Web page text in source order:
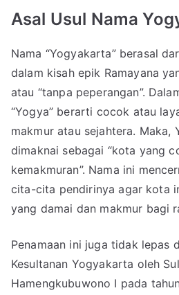
Asal Usul Nama
Nama “Yogyakarta” berasal
dalam kisah epik Ramayana
atau “tanpa peperangan”.
“Yogya” berarti cocok atau
makmur atau sejahtera. Maka,
dimaknai sebagai “kota yang
kemakmuran”. Nama ini
cita-cita pendirinya agar kota
yang damai dan makmur bagi
Penamaan ini juga tidak lepas
Kesultanan Yogyakarta oleh
Hamengkubuwono I pada